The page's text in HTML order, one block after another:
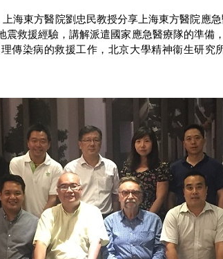
海東方醫院劉忠民教授分享上海東方醫院應
救援經驗，講解派遣國家應急醫療隊的準備
傳染病的救援工作，北京大學精神衞生研究